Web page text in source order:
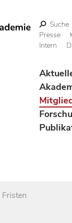
Suche
Presse
Intern